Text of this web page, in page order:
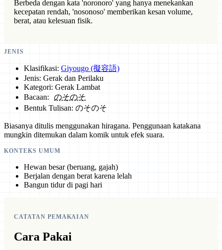
Berbeda dengan kata 'noronoro' yang hanya menekankan
kecepatan rendah, 'nosonoso' memberikan kesan volume,
berat, atau kelesuan fisik.
JENIS
Klasifikasi: Giyougo (擬容語)
Jenis: Gerak dan Perilaku
Kategori: Gerak Lambat
Bacaan:
のそのそ
Bentuk Tulisan: のそのそ
Biasanya ditulis menggunakan hiragana. Penggunaan katakana
mungkin ditemukan dalam komik untuk efek suara.
KONTEKS UMUM
Hewan besar (beruang, gajah)
Berjalan dengan berat karena lelah
Bangun tidur di pagi hari
CATATAN PEMAKAIAN
Cara Pakai